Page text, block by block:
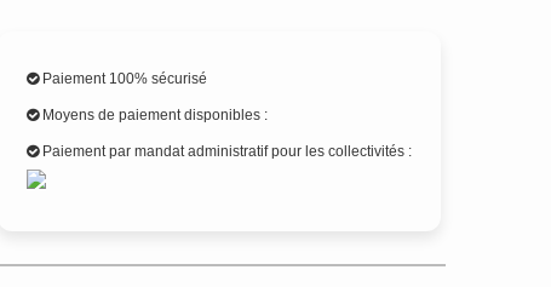
Paiement 100% sécurisé
Moyens de paiement disponibles :
Paiement par mandat administratif pour les collectivités :